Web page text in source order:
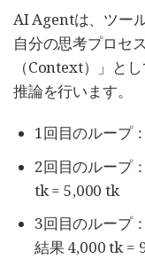
AI Agentは、ツー
自分の思考プロセ
（Context）」と
推論を行います。
1回目のループ
2回目のループ
tk = 5,000 tk
3回目のループ
結果 4,000 tk =